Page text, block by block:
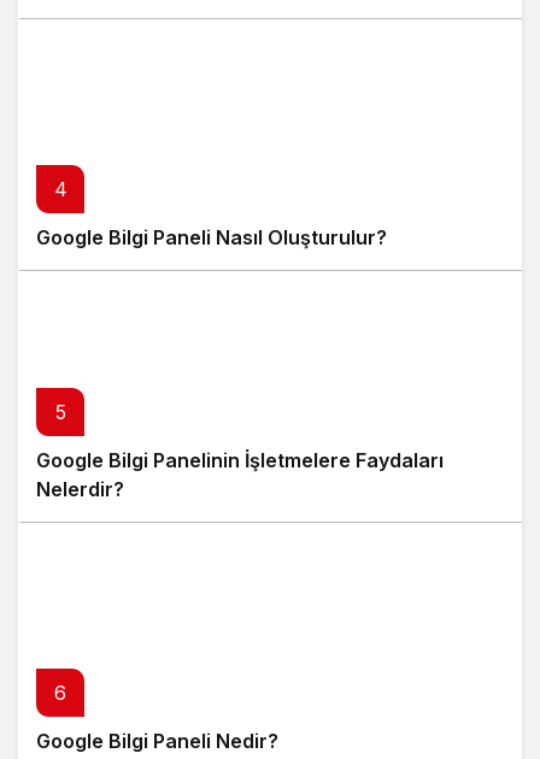
4
Google Bilgi Paneli Nasıl Oluşturulur?
5
Google Bilgi Panelinin İşletmelere Faydaları
Nelerdir?
6
Google Bilgi Paneli Nedir?